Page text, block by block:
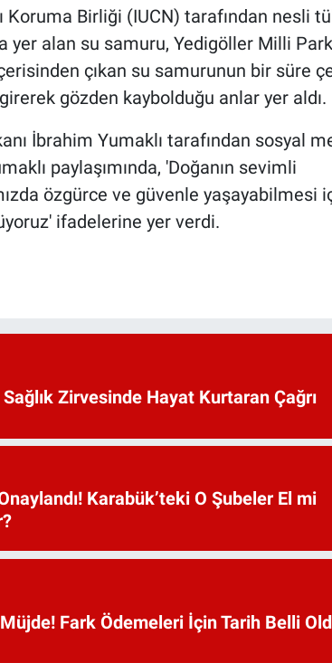
Koruma Birliği (IUCN) tarafından nesli
yer alan su samuru, Yedigöller Milli
çıkan su samurunun bir süre
gözden kaybolduğu anlar yer aldı.
İbrahim Yumaklı tarafından sosyal
paylaşımında, 'Doğanın sevimli
özgürce ve güvenle yaşayabilmesi
ifadelerine yer verdi.
Zirvesinde Hayat Kurtaran Çağrı
Karabük’teki O Şubeler El mi
Fark Ödemeleri İçin Tarih Belli